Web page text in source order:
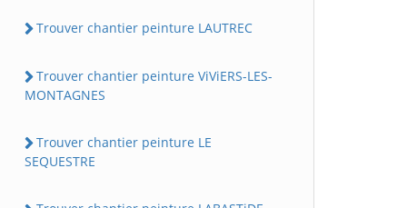
Trouver chantier peinture LAUTREC
Trouver chantier peinture ViViERS-LES-
MONTAGNES
Trouver chantier peinture LE
SEQUESTRE